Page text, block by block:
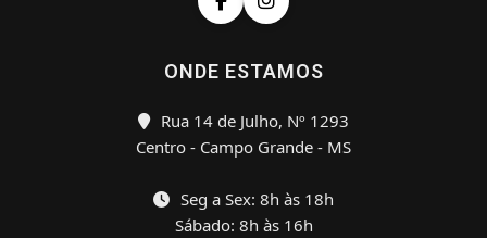
ONDE ESTAMOS
Rua 14 de Julho, Nº 1293
Centro - Campo Grande - MS
Seg a Sex: 8h às 18h
Sábado: 8h às 16h